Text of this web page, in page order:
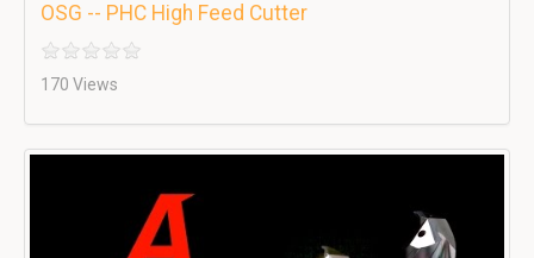
OSG -- PHC High Feed Cutter
170 Views